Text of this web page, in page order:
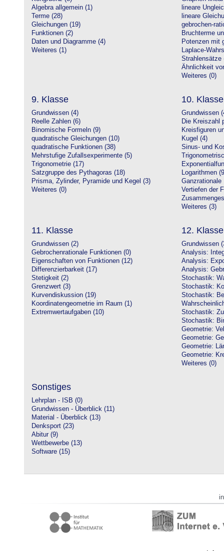
Algebra allgemein (1)
Terme (28)
Gleichungen (19)
Funktionen (2)
Daten und Diagramme (4)
Weiteres (1)
lineare
lineare
gebrochen-
Bruchterme
Potenzen mit
Laplace-
Strahlensätze
Ähnlichkeit
Weiteres (0)
9. Klasse
Grundwissen (4)
Reelle Zahlen (6)
Binomische Formeln (9)
quadratische Gleichungen (10)
quadratische Funktionen (38)
Mehrstufige Zufallsexperimente (5)
Trigonometrie (17)
Satzgruppe des Pythagoras (18)
Prisma, Zylinder, Pyramide und Kegel (3)
Weiteres (0)
10. Klasse
Grundwissen
Die Kreiszahl
Kreisfiguren
Kugel (4)
Sinus- und
Logarithmen
Ganzrationale
Vertiefen der
Weiteres (3)
11. Klasse
Grundwissen (2)
Gebrochenrationale Funktionen (0)
Eigenschaften von Funktionen (12)
Differenzierbarkeit (17)
Stetigkeit (2)
Grenzwert (3)
Kurvendiskussion (19)
Koordinatengeometrie im Raum (1)
Extremwertaufgaben (10)
12. Klasse
Grundwissen
Analysis:
Analysis:
Analysis:
Stochastik:
Stochastik:
Stochastik:
Stochastik:
Stochastik:
Geometrie:
Geometrie:
Geometrie:
Geometrie:
Weiteres (0)
Sonstiges
Lehrplan - ISB (0)
Grundwissen - Überblick (11)
Material - Überblick (13)
Denksport (23)
Abitur (9)
Wettbewerbe (13)
Software (15)